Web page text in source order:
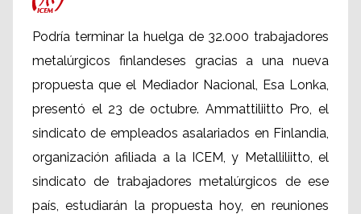
Podría terminar la huelga de 32.000 trabajadores
metalúrgicos finlandeses gracias a una nueva
propuesta que el Mediador Nacional, Esa Lonka,
presentó el 23 de octubre. Ammattiliitto Pro, el
sindicato de empleados asalariados en Finlandia,
organización afiliada a la ICEM, y Metalliliitto, el
sindicato de trabajadores metalúrgicos de ese
país, estudiarán la propuesta hoy, en reuniones